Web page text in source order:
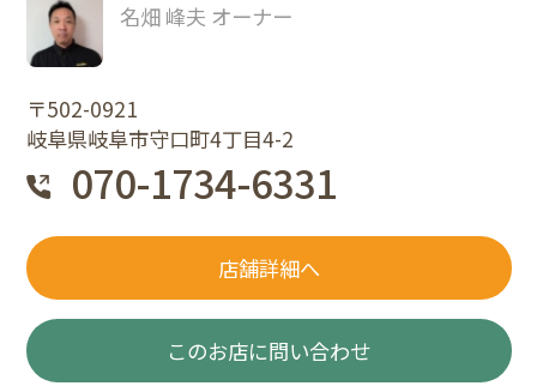
名畑 峰夫 オーナー
〒502-0921
岐阜県岐阜市守口町4丁目4-2
070-1734-6331
店舗詳細へ
このお店に問い合わせ